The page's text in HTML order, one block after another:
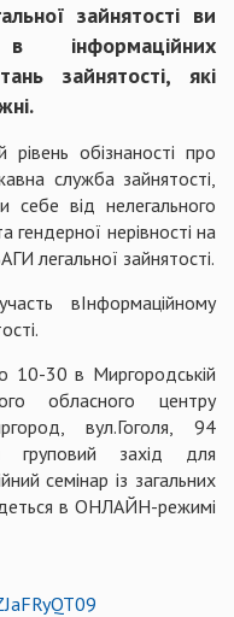
зайнятості ви
в інформаційних
зайнятості, які
обізнаності про
служба зайнятості,
себе від нелегального
гендерної нерівності на
легальної зайнятості.
вІнформаційному
30 в Миргородській
обласного центру
вул.Гоголя, 94
груповий захід для
семінар із загальних
в ОНЛАЙН-режимі